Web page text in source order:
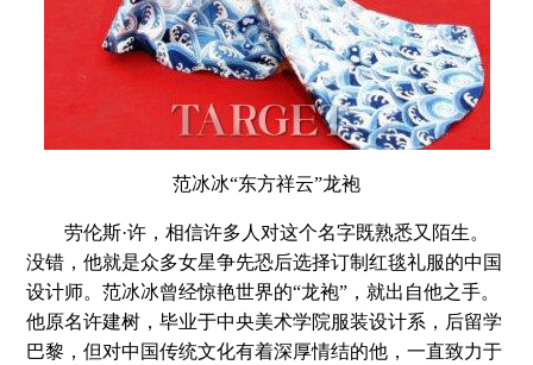
范冰冰“东方祥云”龙袍
劳伦斯·许，相信许多人对这个名字既熟悉又陌生。
没错，他就是众多女星争先恐后选择订制红毯礼服的中国
设计师。范冰冰曾经惊艳世界的“龙袍”，就出自他之手。
他原名许建树，毕业于中央美术学院服装设计系，后留学
巴黎，但对中国传统文化有着深厚情结的他，一直致力于